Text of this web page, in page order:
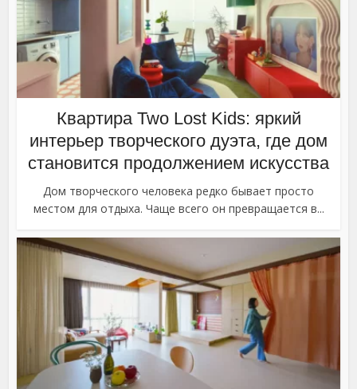
Квартира Two Lost Kids: яркий
интерьер творческого дуэта, где дом
становится продолжением искусства
Дом творческого человека редко бывает просто
местом для отдыха. Чаще всего он превращается в...